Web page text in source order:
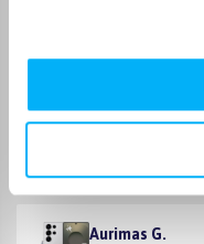
Rimantas V.
Aurimas G.